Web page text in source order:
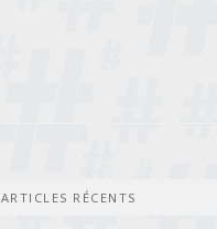
ARTICLES RÉCENTS